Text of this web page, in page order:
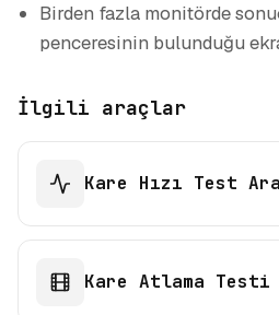
Birden fazla monitörde
penceresinin bulunduğu
İlgili araçlar
Kare Hızı Test
Kare Atlama Testi